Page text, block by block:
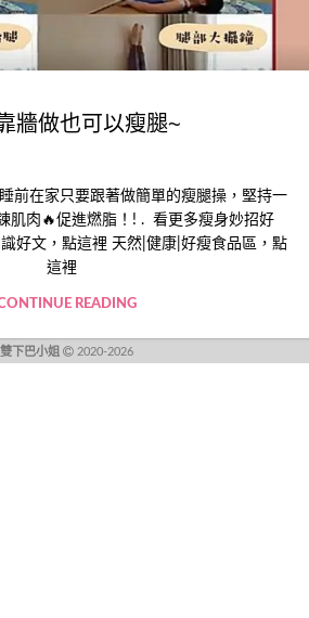
牆做也可以瘦腿~
前在家只要跟著做簡單的瘦腿操，堅持一
肌肉🔥促進燃脂！! . 看更多瘦身妙招好
好文，點這裡 天然|健康|好瘦食品區，點
這裡
READING
雙下巴小姐 2020-2026